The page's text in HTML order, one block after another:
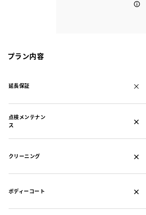
プラン内容
延長保証 ×
点検メンテナン
ス
×
クリーニング ×
ボディーコート ×